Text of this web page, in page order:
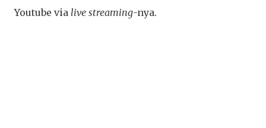
Youtube via live streaming-nya.